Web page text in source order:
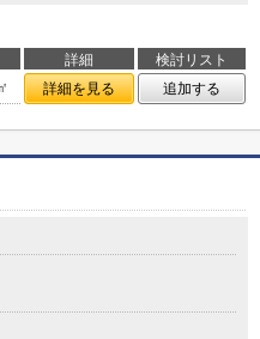
詳細
検討リスト
詳細を見る 追加する